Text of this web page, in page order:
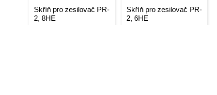
Skříň pro zesilovač PR-
2, 8HE
Skříň pro zesilovač PR-
2, 6HE